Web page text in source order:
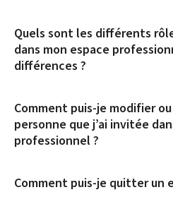
Quels sont les différents
dans mon espace
différences ?
Comment puis-je modifier
personne que j’ai invitée
professionnel ?
Comment puis-je quitter un